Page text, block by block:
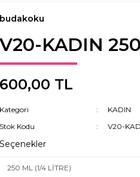
budakoku
V20-KADIN
600,00 TL
Kategori
KADIN
Stok Kodu
V20-
Seçenekler